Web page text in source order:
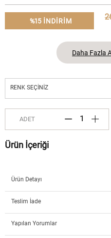
%15 INDIRIM
Daha Fazla
RENK SEÇINIZ
ADET
Ürün İçeriği
Ürün Detayı
Teslim İade
Yapılan Yorumlar